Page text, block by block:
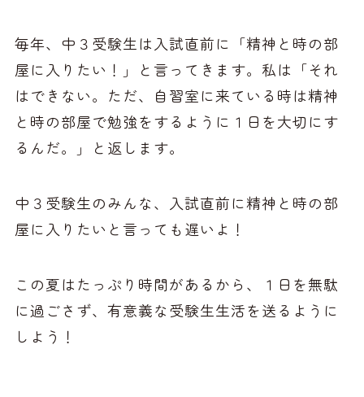
毎年、中３受験生は入試直前に「精神と時の部
屋に入りたい！」と言ってきます。私は「それ
はできない。ただ、自習室に来ている時は精神
と時の部屋で勉強をするように１日を大切にす
るんだ。」と返します。
中３受験生のみんな、入試直前に精神と時の部
屋に入りたいと言っても遅いよ！
この夏はたっぷり時間があるから、１日を無駄
に過ごさず、有意義な受験生生活を送るように
しよう！